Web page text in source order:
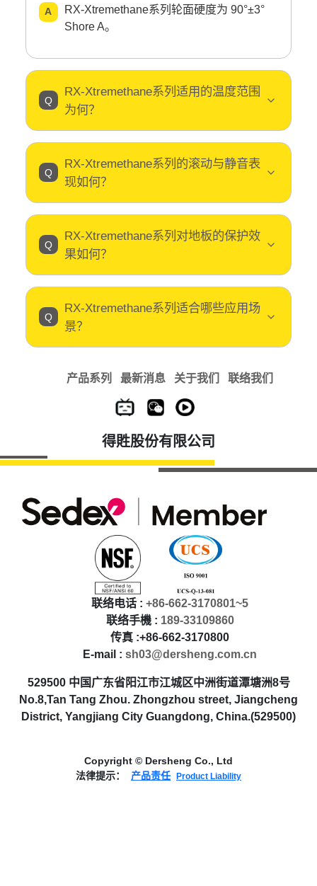
RX-Xtremethane系列轮面硬度为 90°±3°
Shore A。
RX-Xtremethane系列适用的温度范围
为何？
RX-Xtremethane系列的滚动与静音表
现如何？
RX-Xtremethane系列对地板的保护效
果如何？
RX-Xtremethane系列适合哪些应用场
景？
产品系列 最新消息 关于我们 联络我们
得貹股份有限公司
联络电话 : +86-662-3170801~5
联络手機 : 189-33109860
传真 :+86-662-3170800
E-mail : sh03@dersheng.com.cn
529500 中国广东省阳江市江城区中洲街道潭塘洲8号
No.8,Tan Tang Zhou. Zhongzhou street, Jiangcheng
District, Yangjiang City Guangdong, China.(529500)
Copyright © Dersheng Co., Ltd
法律提示：
产品责任 Product Liability